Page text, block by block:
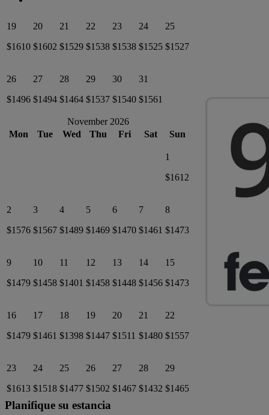
19
$1610
20
$1602
21
$1529
22
$1538
23
$1538
24
$1525
25
$1527
26
$1496
27
$1494
28
$1464
29
$1537
30
$1540
31
$1561
November 2026
Mon
Tue Wed Thu Fri Sat Sun
1
$1612
2
$1576
3
$1567
4
$1489
5
$1469
6
$1470
7
$1461
8
$1473
9
$1479
10
$1458
11
$1401
12
$1458
13
$1448
14
$1456
15
$1473
16
$1479
17
$1461
18
$1398
19
$1447
20
$1511
21
$1480
22
$1557
23
$1613
24
$1518
25
$1477
26
$1502
27
$1467
28
$1432
29
$1465
Planifique su estancia